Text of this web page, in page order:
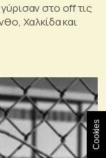
στο off τις
Χαλκίδα και
Cookies